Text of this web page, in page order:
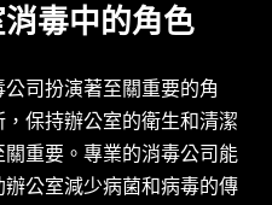
毒中的角色
司扮演著至關重要的角
保持辦公室的衛生和清潔
重要。專業的消毒公司能
公室減少病菌和病毒的傳